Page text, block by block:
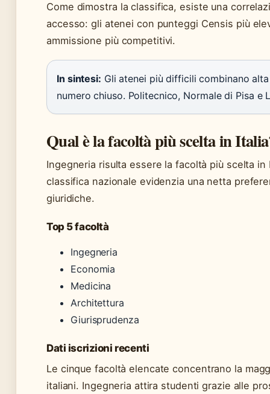
Come dimostra la classifica, esiste una
accesso: gli atenei con punteggi Censis più
ammissione più competitivi.
In sintesi: Gli atenei più difficili combinano
numero chiuso. Politecnico, Normale di Pisa e
Qual è la facoltà più scelta in
Ingegneria risulta essere la facoltà più scelta
classifica nazionale evidenzia una netta
giuridiche.
Top 5 facoltà
Ingegneria
Economia
Medicina
Architettura
Giurisprudenza
Dati iscrizioni recenti
Le cinque facoltà elencate concentrano la
italiani. Ingegneria attira studenti grazie alle